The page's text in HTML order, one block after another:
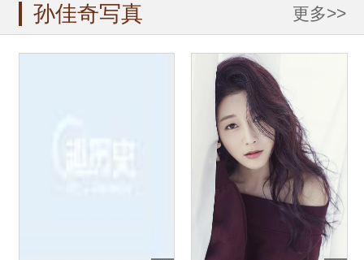
孙佳奇写真 更多>>